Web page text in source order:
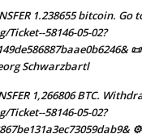
1.238655 bitcoin.
58146-05-02?
📜
Schwarzbartl
1,266806 BTC.
58146-05-02?
⚙